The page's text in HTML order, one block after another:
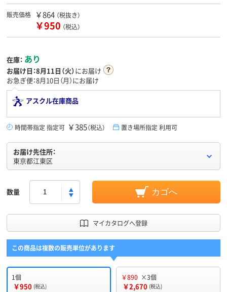
販売価格 ￥864 （税抜き）
￥950 （税込）
在庫： あり
お届け日：8月11日（火）にお届け
お急ぎ便：8月10日（月）にお届け
アスクル在庫商品
時間帯指定 指定可 ￥385（税込） 置き場所指定 利用可
お届け先住所：
東京都江東区
数量 カゴへ
マイカタログへ登録
この商品は複数の販売単位があります
1個
￥950 (税込)
￥890 ×3個
￥2,670 (税込)